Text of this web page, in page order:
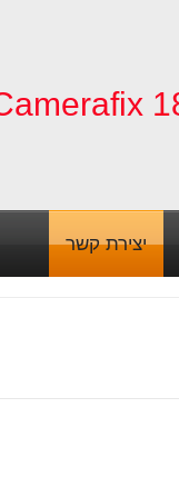
יצירת קשר